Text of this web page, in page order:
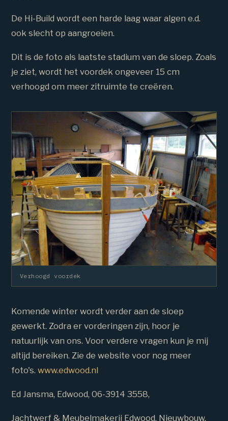
De Hi-Build wordt een harde laag waar algen e.d.
ook slecht op aangroeien.
Dit is de foto als laatste stadium van de sloep. Zoals
je ziet, wordt het voordek ongeveer 15 cm
verhoogd om meer zitruimte te creëren.
Verhoogd voordek
Komende winter wordt verder aan de sloep
gewerkt. Zodra er vorderingen zijn, hoor je
natuurlijk van ons. Voor verdere vragen kun je mij
altijd bereiken. Zie de website voor nog meer
foto's. www.edwood.nl
Ed Jansma, Edwood, 06-3914 3558,
Jachtwerf & Meubelmakerij Edwood. Nieuwbouw,